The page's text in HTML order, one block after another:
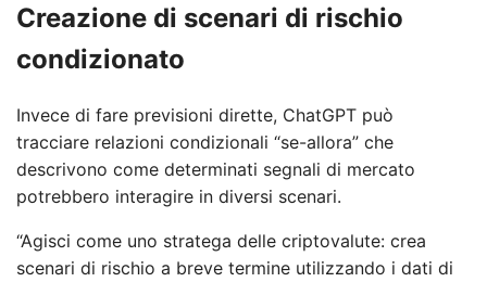
Creazione di scenari di rischio
condizionato
Invece di fare previsioni dirette, ChatGPT può
tracciare relazioni condizionali “se-allora” che
descrivono come determinati segnali di mercato
potrebbero interagire in diversi scenari.
“Agisci come uno stratega delle criptovalute: crea
scenari di rischio a breve termine utilizzando i dati di